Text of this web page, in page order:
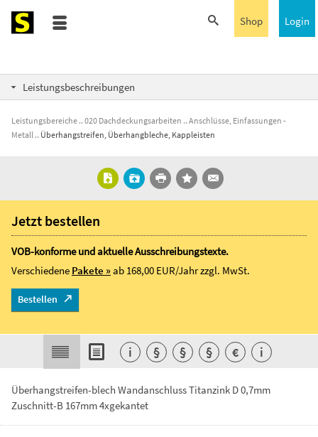
Login
Shop
Leistungsbeschreibungen
Leistungsbereiche 020 Dachdeckungsarbeiten
Anschlüsse, Einfassungen -
Metall
Überhangstreifen, Überhangbleche, Kappleisten
Überhangstreifen-blech Wandanschluss Titanzink D 0,7mm
Zuschnitt-B 167mm 4xgekantet
Jetzt bestellen
VOB-konforme und aktuelle Ausschreibungstexte.
Verschiedene Pakete »ab 168,00 EUR/Jahrzzgl. MwSt.
Bestellen
i § § § € i